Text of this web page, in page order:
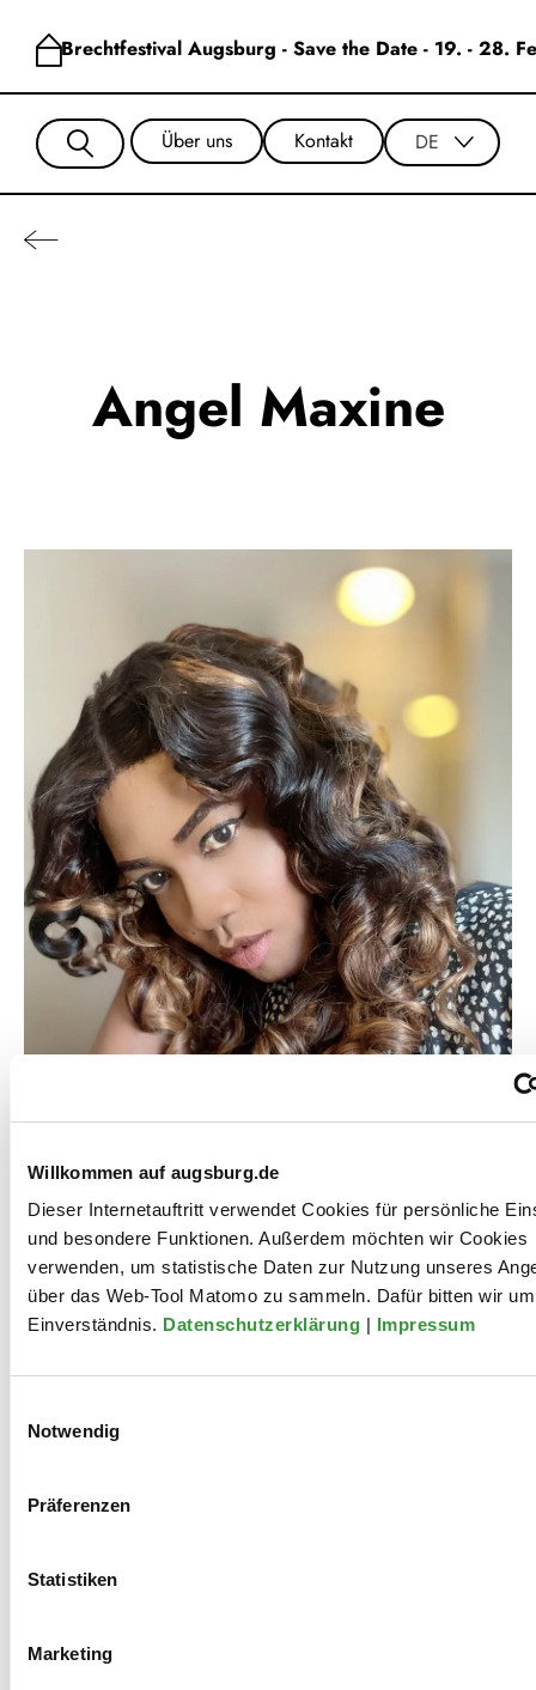
Willkommen auf augsburg.de
Dieser Internetauftritt verwendet Cookies für persönliche
und besondere Funktionen. Außerdem möchten wir Cookies
verwenden, um statistische Daten zur Nutzung unseres
über das Web-Tool Matomo zu sammeln. Dafür bitten wir
Einverständnis. Datenschutzerklärung | Impressum
Notwendig
Präferenzen
Statistiken
Marketing
Brechtfestival Augsburg - Save the Date - 19. - 28.
Über uns Kontakt DE
Angel Maxine
Angel Maxine Opoku ist Ghanas erste offene trans
Musikerin. Ihre musiklische Karriere begann 2020 mit
der Single „Sweetness (D3d33d3)“. Anschließend
veröffentlichte sie "Wo Fie“ zusammen mit Wanlov the
Kubolor und Sister Deborah. Ihr Song „Kill The Bill“
Ghana, das weitreichende Einschnitte in die Rechte
Single „Prep“ (2022) setzt sich mit einem Medikament